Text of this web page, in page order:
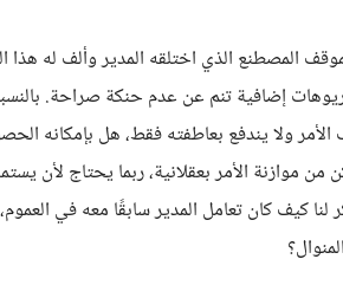
المصطنع الذي اختلقه المدير وألف له هذا
إضافية تنم عن عدم حنكة صراحة.
ولا يندفع بعاطفته فقط، هل بإمكانه
موازنة الأمر بعقلانية، ربما يحتاج لأن
لنا كيف كان تعامل المدير سابقًا معه في